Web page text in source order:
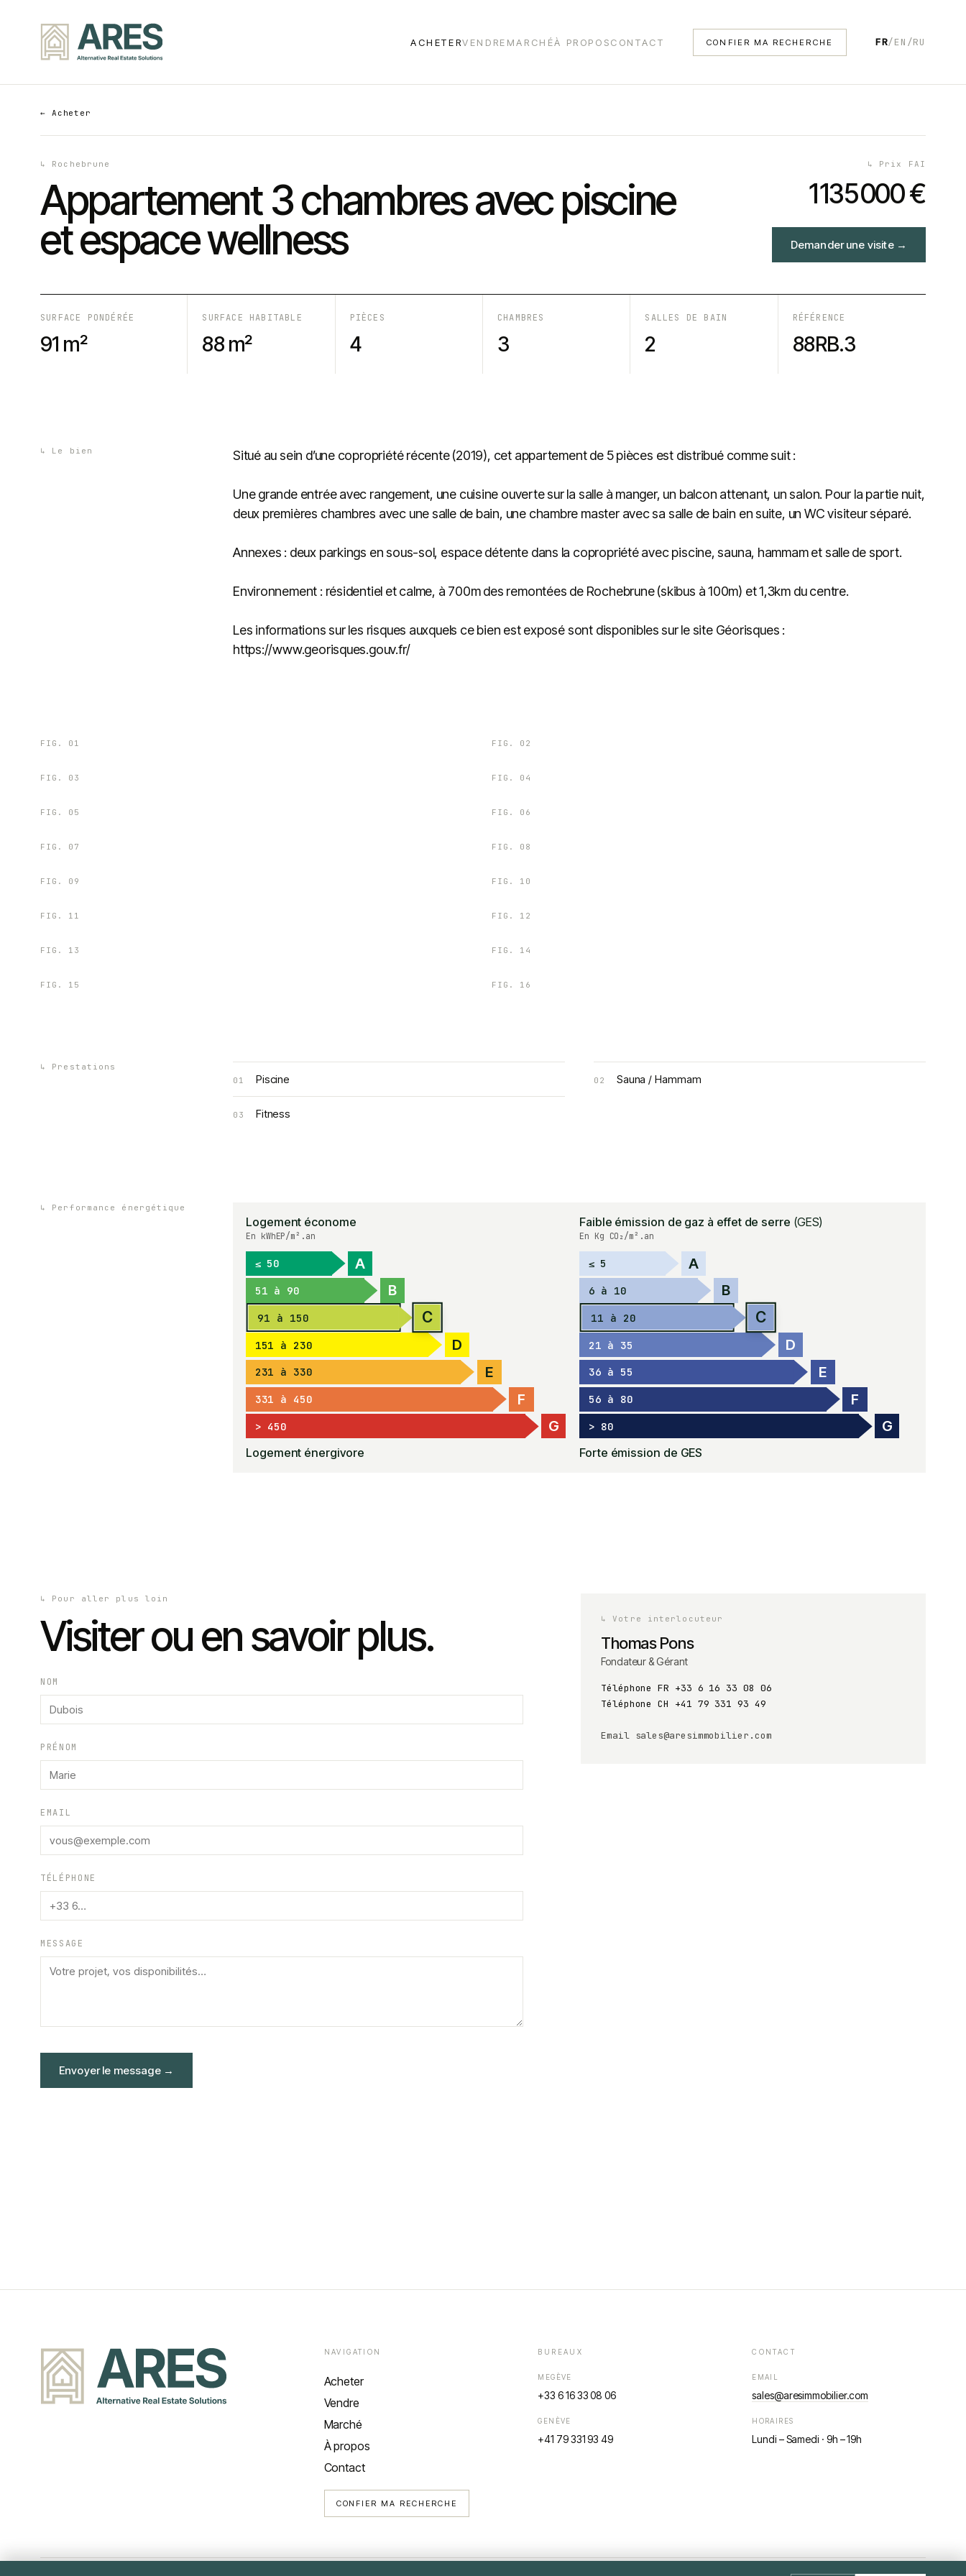
ACHETERVENDRE MARCHÉÀ PROPOSCONTACT CONFIER MA RECHERCHE FR/EN /RU
← Acheter
↳ Rochebrune
Appartement 3 chambres avec piscine
et espace wellness
↳ Prix FAI
1 135 000 €
Demander une visite→
SURFACE PONDÉRÉE
91 m²
SURFACE HABITABLE
88 m²
PIÈCES
4
CHAMBRES
3
SALLES DE BAIN
2
RÉFÉRENCE
88RB.3
↳ Le bien Situé au sein d’une copropriété récente (2019), cet appartement de 5 pièces est distribué comme suit :
Une grande entrée avec rangement, une cuisine ouverte sur la salle à manger, un balcon attenant, un salon. Pour la partie nuit,
deux premières chambres avec une salle de bain, une chambre master avec sa salle de bain en suite, un WC visiteur séparé.
Annexes : deux parkings en sous-sol, espace détente dans la copropriété avec piscine, sauna, hammam et salle de sport.
Environnement : résidentiel et calme, à 700m des remontées de Rochebrune (skibus à 100m) et 1,3km du centre.
Les informations sur les risques auxquels ce bien est exposé sont disponibles sur le site Géorisques :
https://www.georisques.gouv.fr/
FIG. 01 FIG. 02
FIG. 03 FIG. 04
FIG. 05 FIG. 06
FIG. 07 FIG. 08
FIG. 09 FIG. 10
FIG. 11 FIG. 12
FIG. 13 FIG. 14
FIG. 15 FIG. 16
↳ Prestations
01
Piscine 02 Sauna / Hammam
03 Fitness
↳ Performance énergétique
Logement économe
En kWhEP/m².an
≤ 50 A
51 à 90 B
91 à 150 C
151 à 230 D
231 à 330 E
331 à 450 F
> 450 G
Logement énergivore
Faible émission de gaz à effet de serre (GES)
En Kg CO₂/m².an
≤ 5 A
6 à 10 B
11 à 20 C
21 à 35 D
36 à 55 E
56 à 80 F
> 80 G
Forte émission de GES
↳ Pour aller plus loin
Visiter ou en savoir plus.
NOM
PRÉNOM
EMAIL
TÉLÉPHONE
MESSAGE
Envoyer le message→
↳Votre interlocuteur
Thomas Pons
Fondateur & Gérant
Téléphone FR +33 6 16 33 08 06
Téléphone CH
+41 79 331 93 49
Email sales@aresimmobilier.com
NAVIGATION
Acheter
Vendre
Marché
À propos
Contact
CONFIER MA RECHERCHE
BUREAUX
MEGÈVE
+33 6 16 33 08 06
GENÈVE
+41 79 331 93 49
CONTACT
EMAIL
sales@aresimmobilier.com
HORAIRES
Lundi – Samedi · 9h – 19h